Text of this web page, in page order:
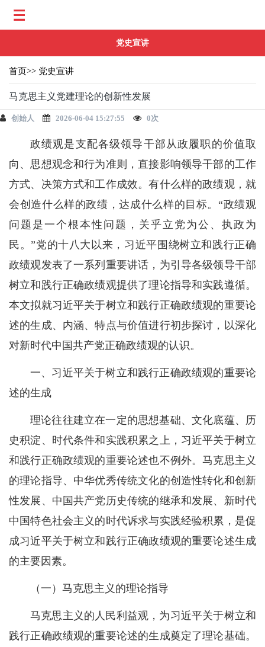
党史宣讲
首页>> 党史宣讲
马克思主义党建理论的创新性发展
创始人 2026-06-04 15:27:55 0次
政绩观是支配各级领导干部从政履职的价值取
向、思想观念和行为准则，直接影响领导干部的工作
方式、决策方式和工作成效。有什么样的政绩观，就
会创造什么样的政绩，达成什么样的目标。“政绩观
问题是一个根本性问题，关乎立党为公、执政为
民。”党的十八大以来，习近平围绕树立和践行正确
政绩观发表了一系列重要讲话，为引导各级领导干部
树立和践行正确政绩观提供了理论指导和实践遵循。
本文拟就习近平关于树立和践行正确政绩观的重要论
述的生成、内涵、特点与价值进行初步探讨，以深化
对新时代中国共产党正确政绩观的认识。
一、习近平关于树立和践行正确政绩观的重要论
述的生成
理论往往建立在一定的思想基础、文化底蕴、历
史积淀、时代条件和实践积累之上，习近平关于树立
和践行正确政绩观的重要论述也不例外。马克思主义
的理论指导、中华优秀传统文化的创造性转化和创新
性发展、中国共产党历史传统的继承和发展、新时代
中国特色社会主义的时代诉求与实践经验积累，是促
成习近平关于树立和践行正确政绩观的重要论述生成
的主要因素。
（一）马克思主义的理论指导
马克思主义的人民利益观，为习近平关于树立和
践行正确政绩观的重要论述的生成奠定了理论基础。